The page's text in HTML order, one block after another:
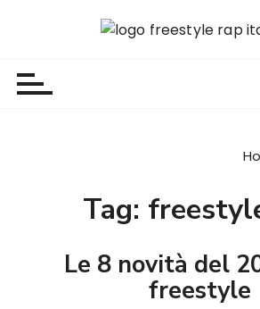
Tag:
Le 8 novità del
freestyle